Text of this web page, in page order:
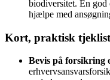
biodiversitet. En god
hjælpe med
Kort, praktisk
Bevis på forsikring